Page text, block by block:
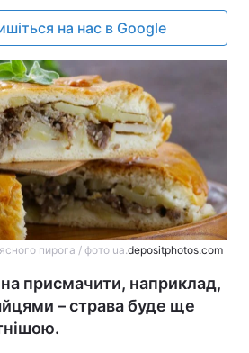
на нас в Google
пирога / фото ua.depositphotos.com
присмачити, наприклад,
– страва буде ще